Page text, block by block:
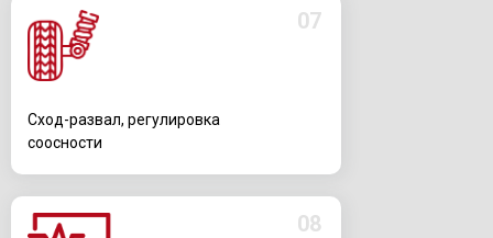
07
08
Сход-развал, регулировка
соосности